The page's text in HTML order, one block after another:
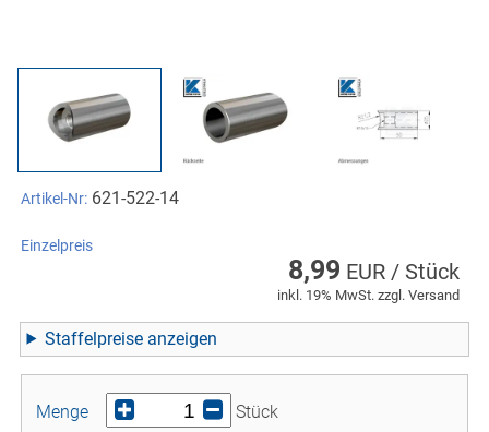
Artikel-Nr: 621-522-14
Einzelpreis
8,99 EUR / Stück
inkl. 19% MwSt. zzgl. Versand
Staffelpreise
Menge Stück